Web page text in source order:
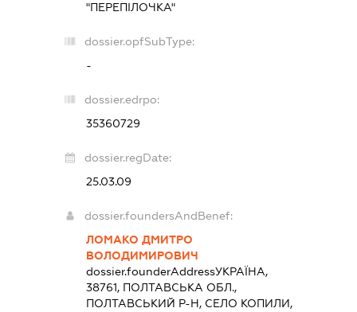
"ПЕРЕПІЛОЧКА"
dossier.opfSubType:
-
dossier.edrpo:
35360729
dossier.regDate:
25.03.09
dossier.foundersAndBenef:
ЛОМАКО ДМИТРО
ВОЛОДИМИРОВИЧ
dossier.founderAddressУКРАЇНА,
38761, ПОЛТАВСЬКА ОБЛ.,
ПОЛТАВСЬКИЙ Р-Н, СЕЛО КОПИЛИ,